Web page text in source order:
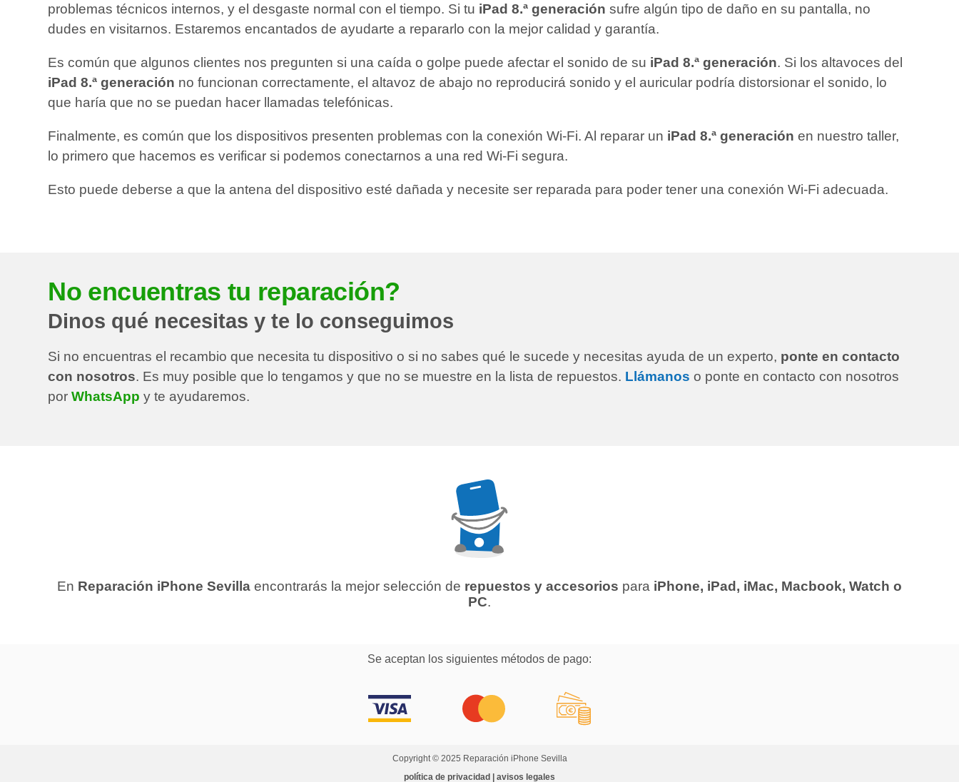
problemas técnicos internos, y el desgaste normal con el tiempo. Si tu iPad 8.ª generación sufre algún tipo de daño en su pantalla, no
dudes en visitarnos. Estaremos encantados de ayudarte a repararlo con la mejor calidad y garantía.
Es común que algunos clientes nos pregunten si una caída o golpe puede afectar el sonido de su iPad 8.ª generación. Si los altavoces del
iPad 8.ª generación no funcionan correctamente, el altavoz de abajo no reproducirá sonido y el auricular podría distorsionar el sonido, lo
que haría que no se puedan hacer llamadas telefónicas.
Finalmente, es común que los dispositivos presenten problemas con la conexión Wi-Fi. Al reparar un iPad 8.ª generación en nuestro taller,
lo primero que hacemos es verificar si podemos conectarnos a una red Wi-Fi segura.
Esto puede deberse a que la antena del dispositivo esté dañada y necesite ser reparada para poder tener una conexión Wi-Fi adecuada.
No encuentras tu reparación?
Dinos qué necesitas y te lo conseguimos
Si no encuentras el recambio que necesita tu dispositivo o si no sabes qué le sucede y necesitas ayuda de un experto, ponte en contacto
con nosotros. Es muy posible que lo tengamos y que no se muestre en la lista de repuestos. Llámanos o ponte en contacto con nosotros
porWhatsApp y te ayudaremos.
En Reparación iPhone Sevilla encontrarás la mejor selección de repuestos y accesorios para iPhone, iPad, iMac, Macbook, Watch o
PC.
Se aceptan los siguientes métodos de pago:
Copyright © 2025 Reparación iPhone Sevilla
política de privacidad | avisos legales